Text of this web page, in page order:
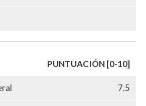
PUNTUACIÓN [0-10]
7.5